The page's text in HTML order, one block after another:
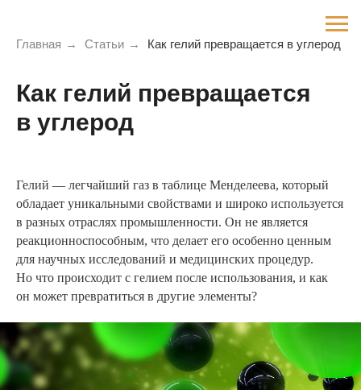
Главная → Статьи → Как гелий превращается в углерод
Как гелий превращается
в углерод
Гелий — легчайший газ в таблице Менделеева, который
обладает уникальными свойствами и широко используется
в разных отраслях промышленности. Он не является
реакционноспособным, что делает его особенно ценным
для научных исследований и медицинских процедур.
Но что происходит с гелием после использования, и как
он может превратиться в другие элементы?